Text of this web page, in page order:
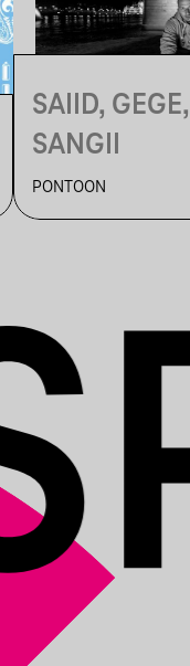
SAIID,
SANGII
PONTOON